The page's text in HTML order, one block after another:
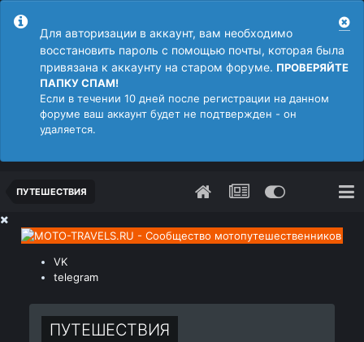
Для авторизации в аккаунт, вам необходимо
восстановить пароль с помощью почты, которая была
привязана к аккаунту на старом форуме. ПРОВЕРЯЙТЕ
ПАПКУ СПАМ!
Если в течении 10 дней после регистрации на данном
форуме ваш аккаунт будет не подтвержден - он
удаляется.
ПУТЕШЕСТВИЯ
VK
telegram
ПУТЕШЕСТВИЯ